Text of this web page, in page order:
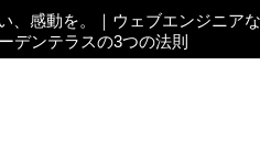
、感動を。 ｜ ウェブエンジニアな
デンテラスの3つの法則